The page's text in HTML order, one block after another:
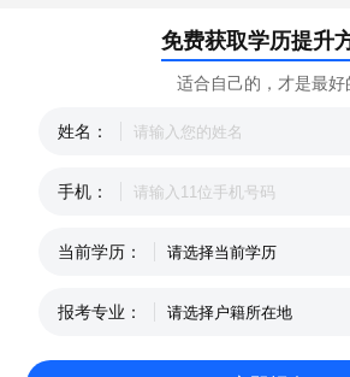
免费获取学历提升
适合自己的，才是最好
姓名：
手机：
当前学历：
报考专业：